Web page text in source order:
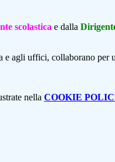
scolastica e dalla
agli uffici, collaborano per
nella COOKIE